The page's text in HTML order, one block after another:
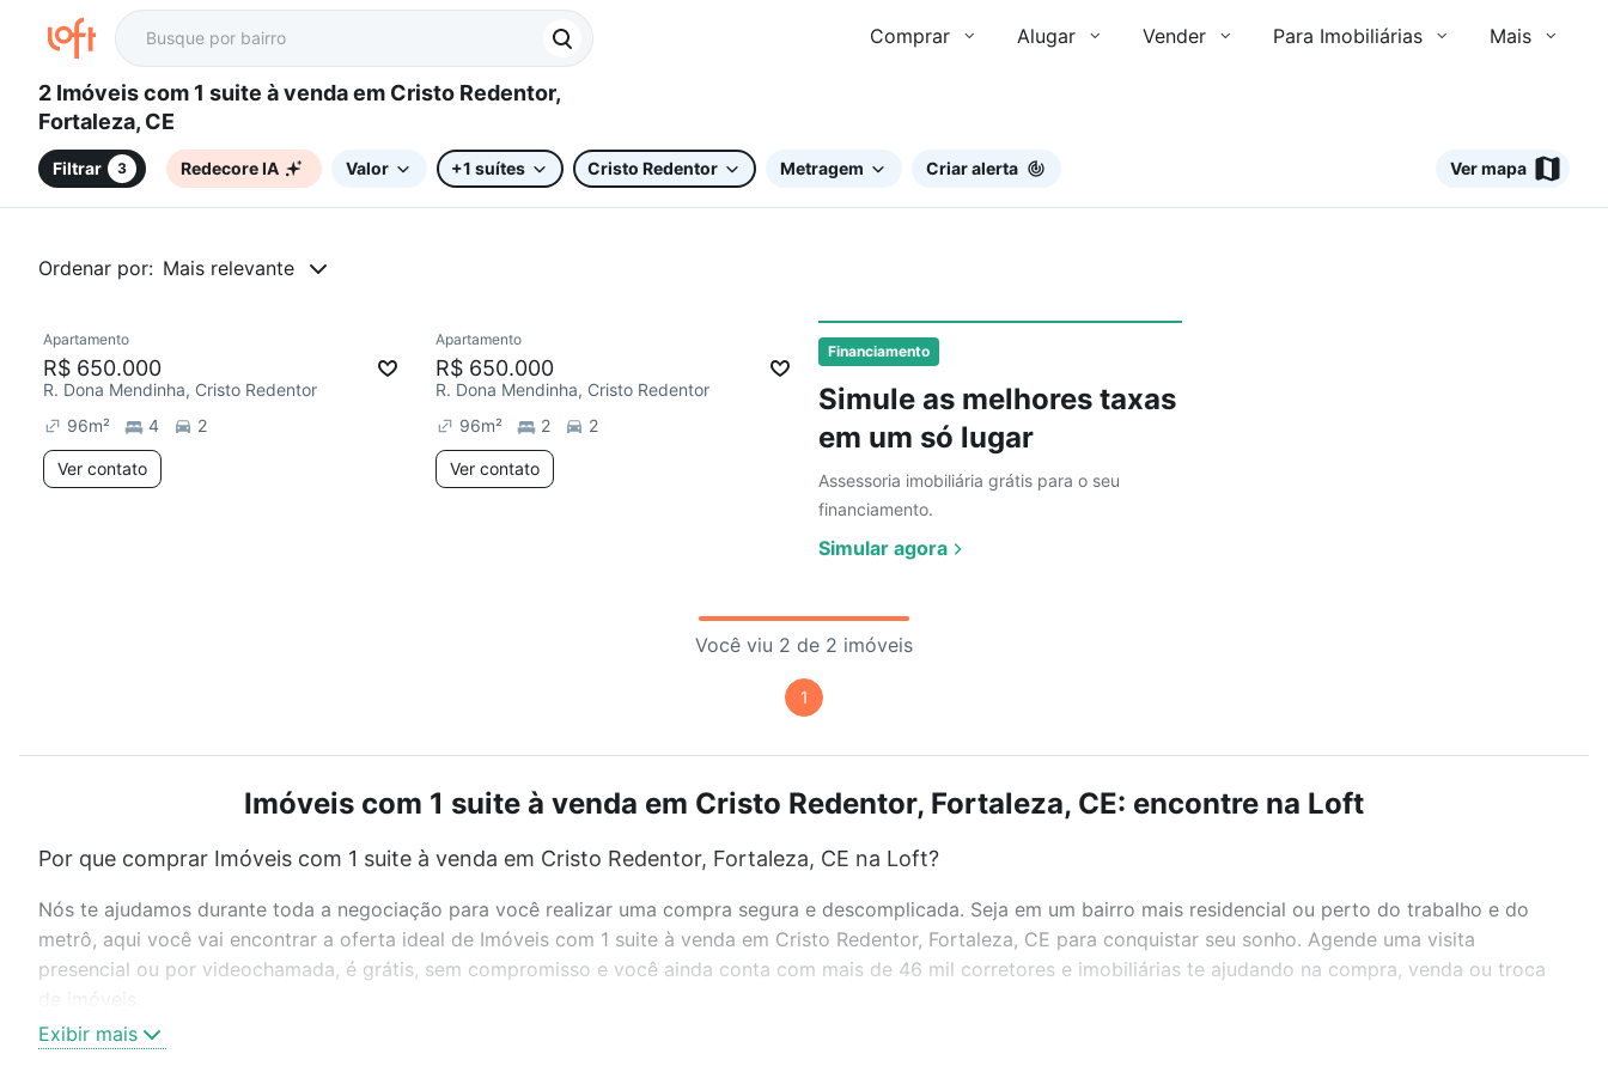
Comprar Alugar Vender Para Imobiliárias Mais
2 Imóveis com 1 suite à venda em Cristo Redentor,
Fortaleza, CE
Filtrar 3 Redecore IA Valor +1 suítes Cristo Redentor Metragem Criar alerta Ver mapa
Ordenar por: Mais relevante
Financiamento
Simule as melhores taxas
em um só lugar
Assessoria imobiliária grátis para o seu
financiamento.
Simular agora
Redecorar
Apartamento
R$ 650.000
R. Dona Mendinha, Cristo Redentor
96m² 4 2
Ver contato
Apartamento
R$ 650.000
R. Dona Mendinha, Cristo Redentor
96m² 2 2
Ver contato
Você viu 2 de 2 imóveis
1
Imóveis com 1 suite à venda em Cristo Redentor, Fortaleza, CE: encontre na Loft
Por que comprar Imóveis com 1 suite à venda em Cristo Redentor, Fortaleza, CE na Loft?
Nós te ajudamos durante toda a negociação para você realizar uma compra segura e descomplicada. Seja em um bairro mais residencial ou perto do trabalho e do
metrô, aqui você vai encontrar a oferta ideal de Imóveis com 1 suite à venda em Cristo Redentor, Fortaleza, CE para conquistar seu sonho. Agende uma visita
presencial ou por videochamada, é grátis, sem compromisso e você ainda conta com mais de 46 mil corretores e imobiliárias te ajudando na compra, venda ou troca
Como escolher um imóvel?
Exibir mais